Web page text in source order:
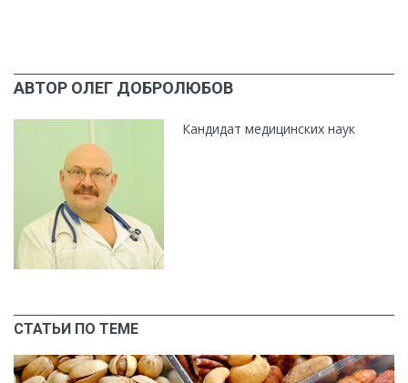
АВТОР ОЛЕГ ДОБРОЛЮБОВ
Кандидат медицинских наук
СТАТЬИ ПО ТЕМЕ